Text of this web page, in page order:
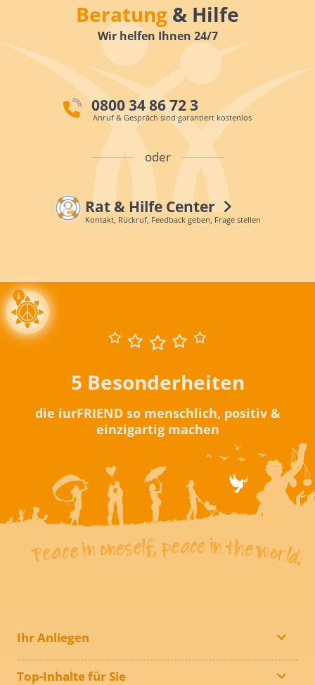
Beratung & Hilfe
Wir helfen Ihnen 24/7
0800 34 86 72 3
Anruf & Gespräch sind garantiert kostenlos
oder
Rat & Hilfe Center
Kontakt, Rückruf, Feedback geben, Frage stellen
5 Besonderheiten
die iurFRIEND so menschlich, positiv &
einzigartig machen
Ihr Anliegen
Top-Inhalte für Sie